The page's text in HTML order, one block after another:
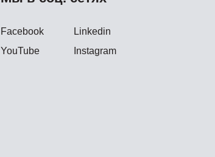
Facebook
Linkedin
YouTube
Instagram